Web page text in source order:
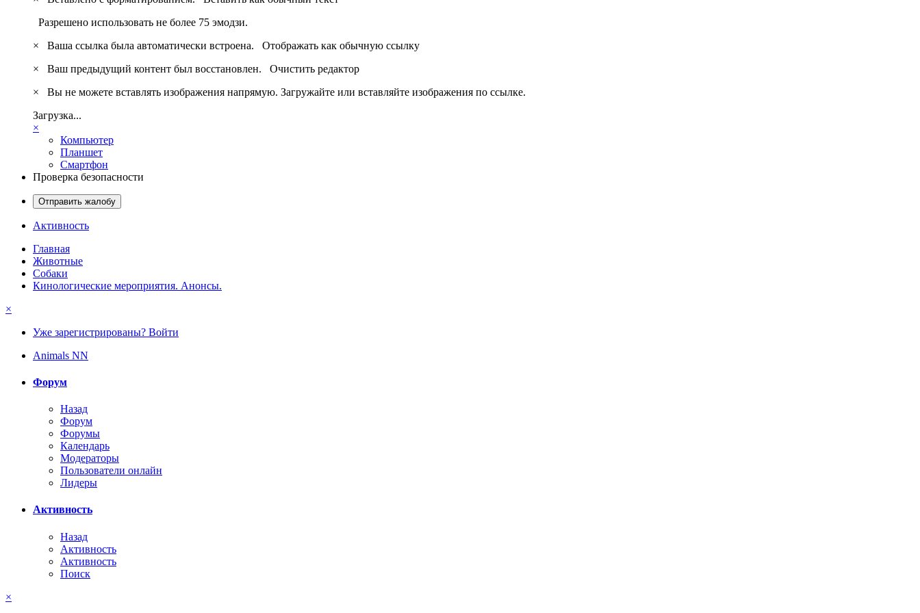
Разрешено использовать не более 75 эмодзи.
×
Ваша ссылка была автоматически встроена. Отображать как обычную ссылку
×
Ваш предыдущий контент был восстановлен. Очистить редактор
×
Вы не можете вставлять изображения напрямую. Загружайте или вставляйте изображения по ссылке.
Загрузка...
×
Компьютер
Планшет
Смартфон
Проверка безопасности
Отправить жалобу
Активность
Главная
Животные
Собаки
Кинологические мероприятия. Анонсы.
×
Уже зарегистрированы? Войти
Animals NN
Форум
Назад
Форум
Форумы
Календарь
Модераторы
Пользователи онлайн
Лидеры
Активность
Назад
Активность
Активность
Поиск
×